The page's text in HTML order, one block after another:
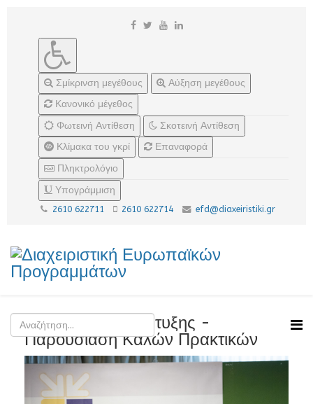
Σμίκρινση μεγέθους
Αύξηση μεγέθους
Κανονικό μέγεθος
Φωτεινή Αντίθεση
Σκοτεινή Αντίθεση
Κλίμακα του γκρί
Επαναφορά
Πληκτρολόγιο
Υπογράμμιση
2610 622711 2610 622714 efd@diaxeiristiki.gr
19ο Forum Ανάπτυξης -
Παρουσίαση Καλών Πρακτικών